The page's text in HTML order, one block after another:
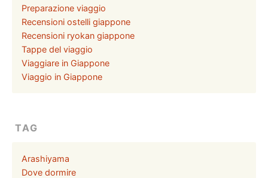
Preparazione viaggio
Recensioni ostelli giappone
Recensioni ryokan giappone
Tappe del viaggio
Viaggiare in Giappone
Viaggio in Giappone
TAG
Arashiyama
Dove dormire